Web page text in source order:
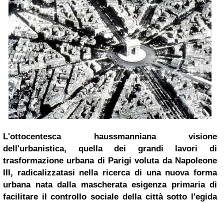
L'ottocentesca haussmanniana visione
dell'urbanistica, quella dei grandi lavori di
trasformazione urbana di Parigi voluta da Napoleone
III, radicalizzatasi nella ricerca di una nuova forma
urbana nata dalla mascherata esigenza primaria di
facilitare il controllo sociale della città sotto l'egida